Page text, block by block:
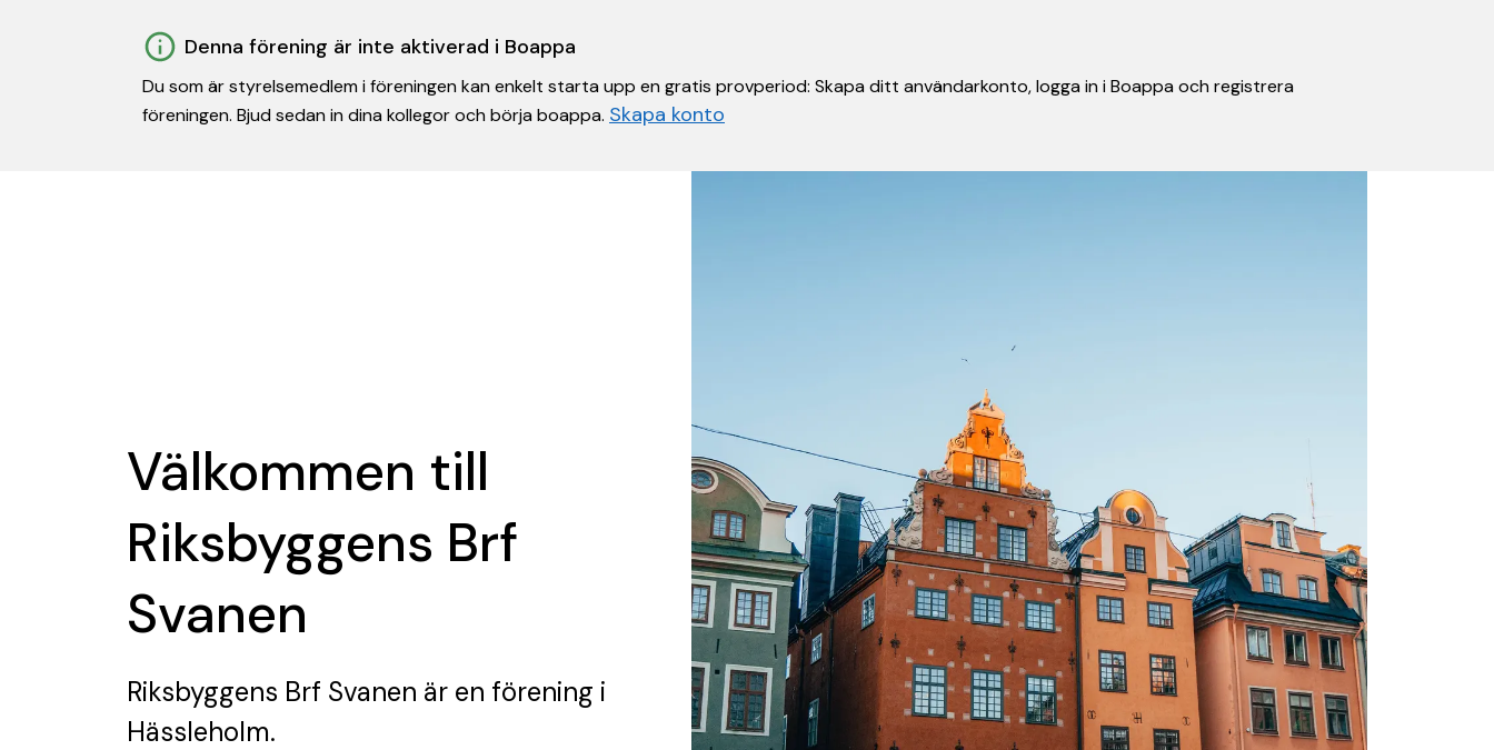
Denna förening är inte aktiverad i Boappa
Du som är styrelsemedlem i föreningen kan enkelt starta upp en gratis provperiod: Skapa ditt användarkonto, logga in i Boappa och registrera
föreningen. Bjud sedan in dina kollegor och börja boappa. Skapa konto
Välkommen till
Riksbyggens Brf
Svanen
Riksbyggens Brf Svanen är en förening i
Hässleholm.